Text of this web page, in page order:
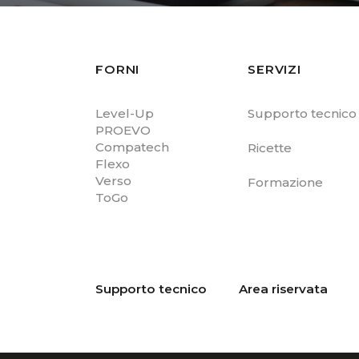
FORNI
Level-Up
PROEVO
Compatech
Flexo
Verso
ToGo
SERVIZI
Supporto tecnico
Ricette
Formazione
Supporto tecnico Area riservata